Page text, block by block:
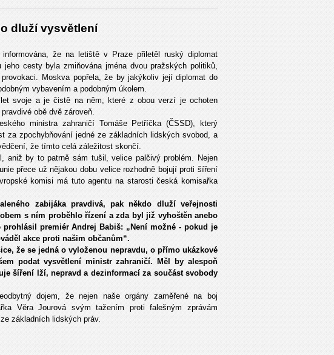
dluží vysvětlení
že na letiště v Praze přiletěl ruský diplomat
jeho cesty byla zmiňována jména dvou pražských politiků,
Moskva popřela, že by jakýkoliv její diplomat do
vybavením a podobným úkolem.
svoje a je čistě na něm, které z obou verzí je ochoten
obě dvě zároveň.
ministra zahraničí Tomáše Petříčka (ČSSD), který
za zpochybňování jedné ze základních lidských svobod, a
že tímto celá záležitost skončí.
by to patrně sám tušil, velice palčivý problém. Nejen
přece už nějakou dobu velice rozhodně bojují proti šíření
komisi má tuto agentu na starosti česká komisařka
zabijáka pravdivá, pak někdo dluží veřejnosti
s ním proběhlo řízení a zda byl již vyhoštěn anebo
premiér Andrej Babiš: „Není možné - pokud je
akce proti našim občanům“.
že se jedná o vyloženou nepravdu, o přímo ukázkové
podat vysvětlení ministr zahraničí. Měl by alespoň
šíření lží, nepravd a dezinformací za součást svobody
dojem, že nejen naše orgány zaměřené na boj
Věra Jourová svým tažením proti falešným zprávám
základních lidských práv.